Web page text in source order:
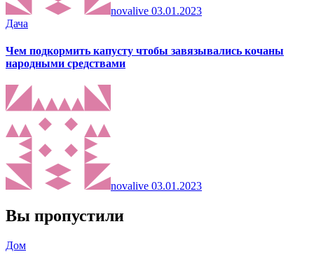
novalive 03.01.2023
Дача
Чем подкормить капусту чтобы завязывались кочаны
народными средствами
novalive 03.01.2023
Вы пропустили
Дом